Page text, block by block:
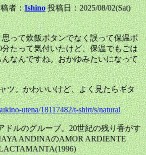
者：Ishino 投稿日：2025/08/02(Sat)
って炊飯ボタンでなく誤って保温ボ
分たって気付いたけど、保温でもごは
なんですね。おかゆみたいになって
ツ。かわいいけど、よく見たらギタ
utena/18117482/t-shirt/s/natural
ルのグループ。20世紀の残り香がす
ANDINAのAMOR ARDIENTE